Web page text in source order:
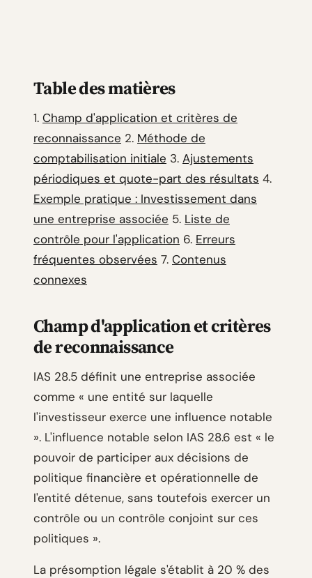
Table des matières
1. Champ d'application et critères de
reconnaissance 2. Méthode de
comptabilisation initiale 3. Ajustements
périodiques et quote-part des résultats 4.
Exemple pratique : Investissement dans
une entreprise associée 5. Liste de
contrôle pour l'application 6. Erreurs
fréquentes observées 7. Contenus
connexes
Champ d'application et critères
de reconnaissance
IAS 28.5 définit une entreprise associée
comme « une entité sur laquelle
l'investisseur exerce une influence notable
». L'influence notable selon IAS 28.6 est « le
pouvoir de participer aux décisions de
politique financière et opérationnelle de
l'entité détenue, sans toutefois exercer un
contrôle ou un contrôle conjoint sur ces
politiques ».
La présomption légale s'établit à 20 % des